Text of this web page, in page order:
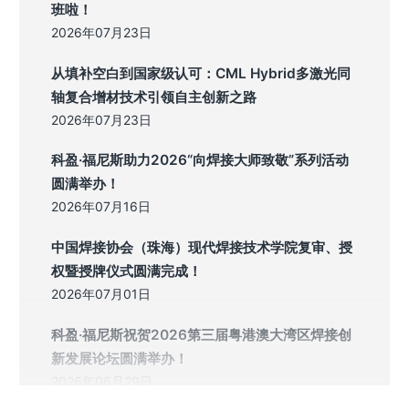
班啦！
2026年07月23日
从填补空白到国家级认可：CML Hybrid多激光同
轴复合增材技术引领自主创新之路
2026年07月23日
科盈·福尼斯助力2026“向焊接大师致敬”系列活动
圆满举办！
2026年07月16日
中国焊接协会（珠海）现代焊接技术学院复审、授
权暨授牌仪式圆满完成！
2026年07月01日
科盈·福尼斯祝贺2026第三届粤港澳大湾区焊接创
新发展论坛圆满举办！